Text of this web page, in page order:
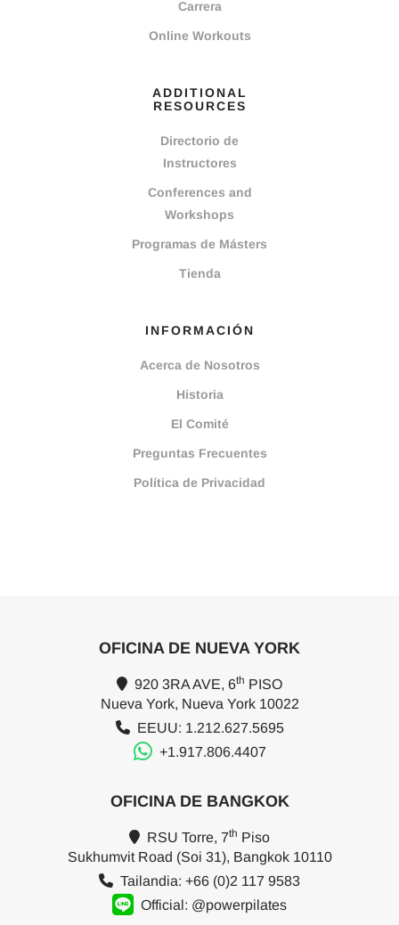
Carrera
Online Workouts
ADDITIONAL
RESOURCES
Directorio de
Instructores
Conferences and
Workshops
Programas de Másters
Tienda
INFORMACIÓN
Acerca de Nosotros
Historia
El Comité
Preguntas Frecuentes
Política de Privacidad
OFICINA DE NUEVA YORK
920 3RA AVE, 6th PISO
Nueva York, Nueva York 10022
EEUU: 1.212.627.5695
+1.917.806.4407
OFICINA DE BANGKOK
RSU Torre, 7th Piso
Sukhumvit Road (Soi 31), Bangkok 10110
Tailandia: +66 (0)2 117 9583
Official: @powerpilates